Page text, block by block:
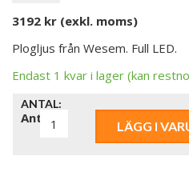
3192 kr (exkl. moms)
Plogljus från Wesem. Full LED.
Endast 1 kvar i lager (kan
ANTAL:
Antal
LÄGG I